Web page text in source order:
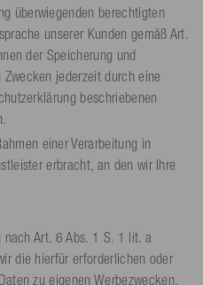
überwiegenden berechtigten
unserer Kunden gemäß Art.
der Speicherung und
jederzeit durch eine
beschriebenen
einer Verarbeitung in
erbracht, an den wir Ihre
nach Art. 6 Abs. 1 S. 1 lit. a
die hierfür erforderlichen oder
zu eigenen Werbezwecken,